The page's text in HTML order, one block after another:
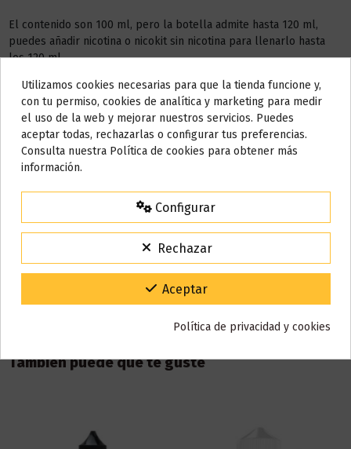
El contenido son 100 ml, pero la botella admite hasta 120 ml,
puedes añadir nicotina o nicokit sin nicotina para llenarlo hasta
los 120 ml.
Este líquido no contiene nicotina, si deseas a conseguir 3 mg de
nicotina debes añadir2 NICOKITde 10 ml con 20 mg de
nicotina/ml.
AÑADIR NICOKIT DE 3 MG
Detalles del producto
También puede que te guste
Do not show again.
AVISO IMPORTANTE
Nos tomamos unos días
Todos los pedidos realizados desde el
15% de descuento
Para agradecerte la espera durante estos días.
Código:VACACIONES15
Gracias por tu paciencia y por seguir confiando en nosotros.
Utilizamos cookies necesarias para que la tienda funcione y,
con tu permiso, cookies de analítica y marketing para medir
el uso de la web y mejorar nuestros servicios. Puedes
aceptar todas, rechazarlas o configurar tus preferencias.
Consulta nuestra Política de cookies para obtener más
información.
Configurar
Rechazar
Aceptar
Política de privacidad y cookies